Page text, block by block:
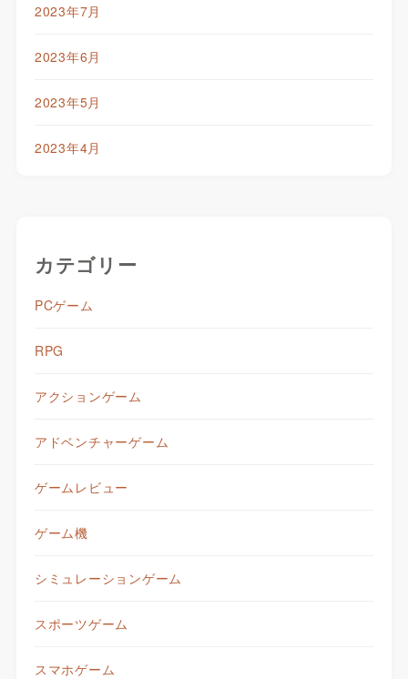
2023年7月
2023年6月
2023年5月
2023年4月
カテゴリー
PCゲーム
RPG
アクションゲーム
アドベンチャーゲーム
ゲームレビュー
ゲーム機
シミュレーションゲーム
スポーツゲーム
スマホゲーム